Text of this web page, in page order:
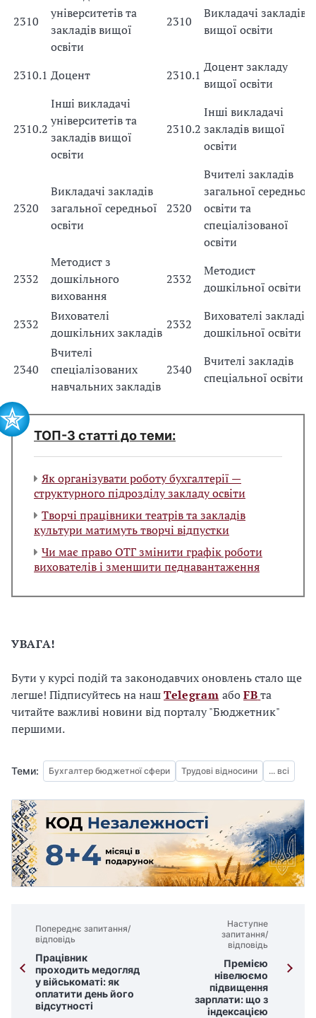
2310
університетів та
закладів вищої
освіти
2310
Викладачі закладів
вищої освіти
2310.1 Доцент 2310.1
Доцент закладу
вищої освіти
2310.2
Інші викладачі
університетів та
закладів вищої
освіти
2310.2
Інші викладачі
закладів вищої
освіти
2320
Викладачі закладів
загальної середньої
освіти
2320
Вчителі закладів
загальної середньої
освіти та
спеціалізованої
освіти
2332
Методист з
дошкільного
виховання
2332
Методист
дошкільної освіти
2332
Вихователі
дошкільних закладів
2332
Вихователі закладів
дошкільної освіти
2340
Вчителі
спеціалізованих
навчальних закладів
2340
Вчителі закладів
спеціальної освіти
ТОП-3 статті до теми:
Як організувати роботу бухгалтерії —
структурного підрозділу закладу освіти
Творчі працівники театрів та закладів
культури матимуть творчі відпустки
Чи має право ОТГ змінити графік роботи
вихователів і зменшити педнавантаження
УВАГА!
Бути у курсі подій та законодавчих оновлень стало ще
легше! Підписуйтесь на нашTelegram абоFBта
читайте важливі новини від порталу "Бюджетник"
першими.
Теми: Бухгалтер бюджетної сфери Трудові відносини ... всі
Попереднє запитання/
відповідь
Працівник
проходить медогляд
у військоматі: як
оплатити день його
відсутності
Наступне
запитання/
відповідь
Премією
нівелюємо
підвищення
зарплати: що з
індексацією